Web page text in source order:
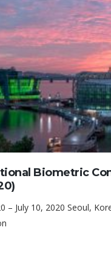
Biometric
– July 10, 2020 Seoul,